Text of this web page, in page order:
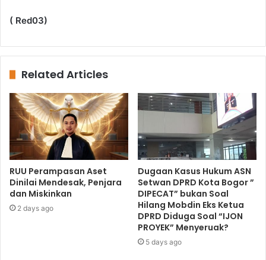
( Red03)
Related Articles
RUU Perampasan Aset
Dinilai Mendesak, Penjara
dan Miskinkan
2 days ago
Dugaan Kasus Hukum ASN
Setwan DPRD Kota Bogor ”
DIPECAT” bukan Soal
Hilang Mobdin Eks Ketua
DPRD Diduga Soal “IJON
PROYEK” Menyeruak?
5 days ago